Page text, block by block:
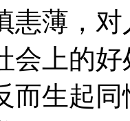
恚薄，
会上的
而生起